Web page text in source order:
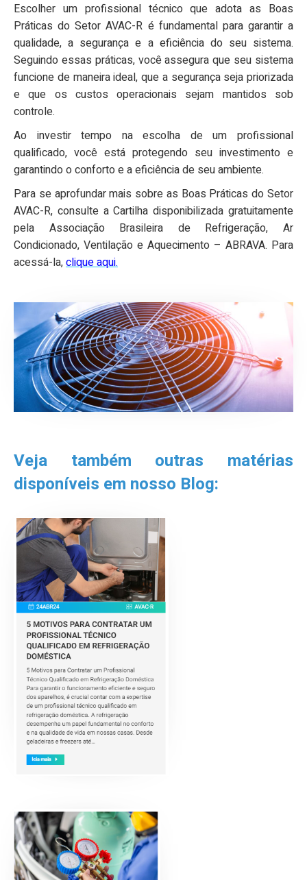
Escolher um profissional técnico que adota as Boas
Práticas do Setor AVAC-R é fundamental para garantir a
qualidade, a segurança e a eficiência do seu sistema.
Seguindo essas práticas, você assegura que seu sistema
funcione de maneira ideal, que a segurança seja priorizada
e que os custos operacionais sejam mantidos sob
controle.
Ao investir tempo na escolha de um profissional
qualificado, você está protegendo seu investimento e
garantindo o conforto e a eficiência de seu ambiente.
Para se aprofundar mais sobre as Boas Práticas do Setor
AVAC-R, consulte a Cartilha disponibilizada gratuitamente
pela Associação Brasileira de Refrigeração, Ar
Condicionado, Ventilação e Aquecimento – ABRAVA. Para
acessá-la,clique aqui.
Veja também outras matérias
disponíveis em nosso Blog: